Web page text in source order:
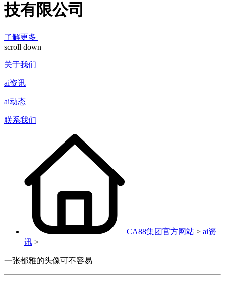
技有限公司
了解更多
scroll down
关于我们
ai资讯
ai动态
联系我们
CA88集团官方网站 > ai资
讯 >
一张都雅的头像可不容易